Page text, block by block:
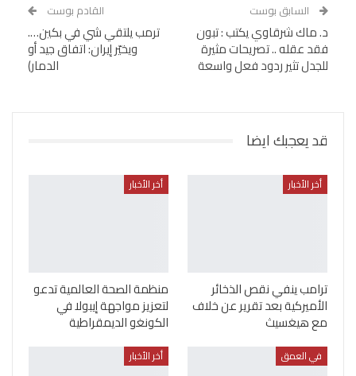
السابق بوست
د. ماك شرقاوي يكتب : تبون
فقد عقله .. تصريحات مثيرة
للجدل تثير ردود فعل واسعة
القادم بوست
ترمب يلتقي شي في بكين….
ويخيّر إيران: اتفاق جيد أو
الدمار)
قد يعجبك ايضا
أخر الأخبار
ترامب ينفي نقص الذخائر
الأميركية بعد تقرير عن خلاف
مع هيغسيث
أخر الأخبار
منظمة الصحة العالمية تدعو
لتعزيز مواجهة إيبولا في
الكونغو الديمقراطية
في العمق أخر الأخبار